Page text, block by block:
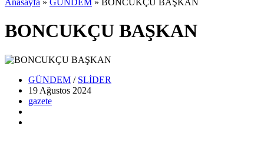
Anasayfa » GÜNDEM » BONCUKÇU BAŞKAN
BONCUKÇU BAŞKAN
GÜNDEM / SLİDER
19 Ağustos 2024
gazete